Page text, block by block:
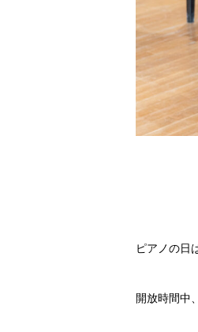
ピアノの日
開放時間中